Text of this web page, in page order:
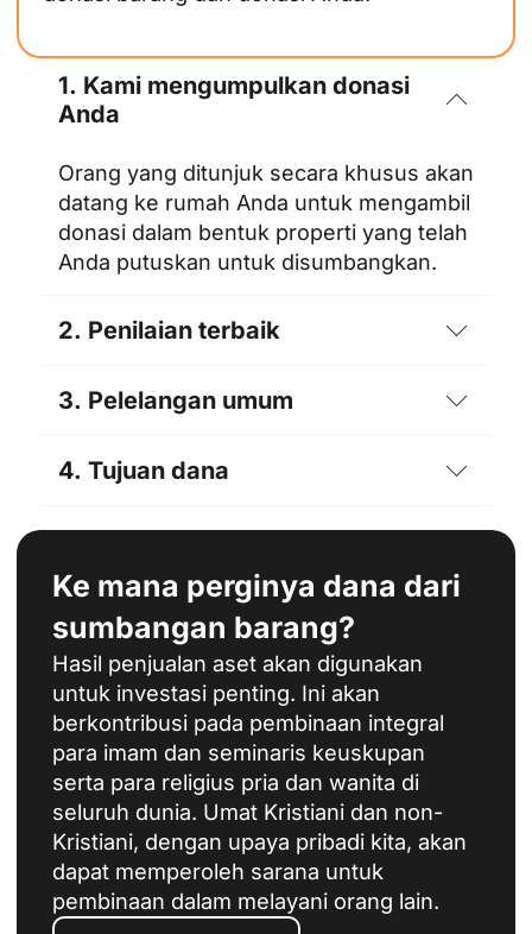
1. Kami mengumpulkan donasi
Anda
Orang yang ditunjuk secara khusus akan
datang ke rumah Anda untuk mengambil
donasi dalam bentuk properti yang telah
Anda putuskan untuk disumbangkan.
2. Penilaian terbaik
3. Pelelangan umum
4. Tujuan dana
Ke mana perginya dana dari
sumbangan barang?
Hasil penjualan aset akan digunakan
untuk investasi penting. Ini akan
berkontribusi pada pembinaan integral
para imam dan seminaris keuskupan
serta para religius pria dan wanita di
seluruh dunia. Umat Kristiani dan non-
Kristiani, dengan upaya pribadi kita, akan
dapat memperoleh sarana untuk
pembinaan dalam melayani orang lain.